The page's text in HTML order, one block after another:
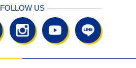
FOLLOW US